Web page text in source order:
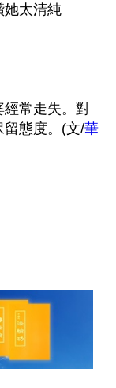
她太清純
經常走失。對
留態度。(文/華